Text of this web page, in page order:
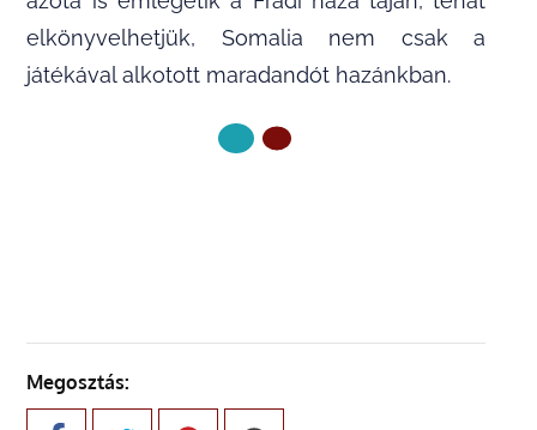
elkönyvelhetjük, Somalia nem csak a
játékával alkotott maradandót hazánkban.
Megosztás: